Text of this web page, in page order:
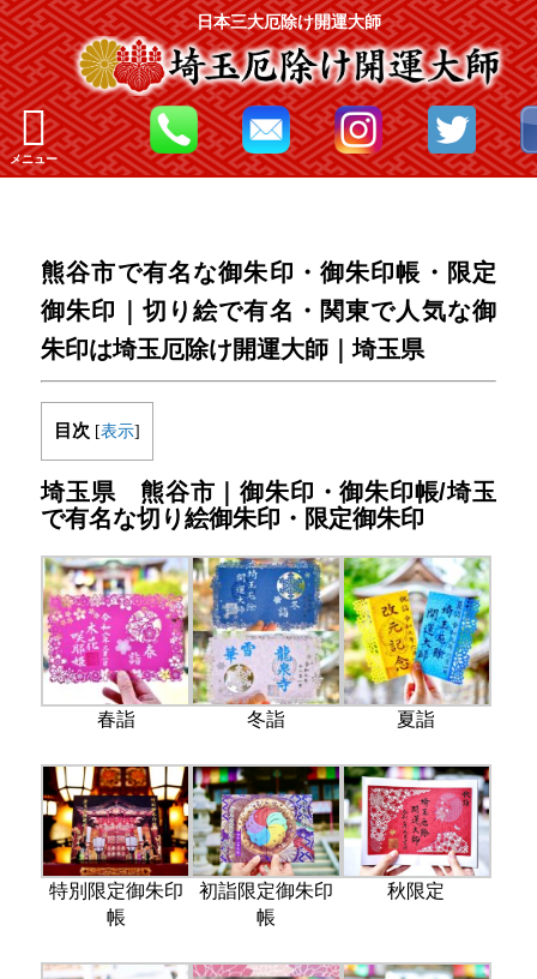
日本三大厄除け開運大師
メニュー
熊谷市で有名な御朱印・御朱印帳・限定
御朱印｜切り絵で有名・関東で人気な御
朱印は埼玉厄除け開運大師｜埼玉県
目次 [表示]
埼玉県 熊谷市｜御朱印・御朱印帳/埼玉
で有名な切り絵御朱印・限定御朱印
春詣 冬詣 夏詣
特別限定御朱印
帳
初詣限定御朱印
帳
秋限定